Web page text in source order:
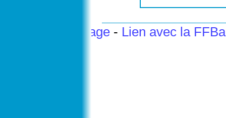
Haut de page - Lien avec la